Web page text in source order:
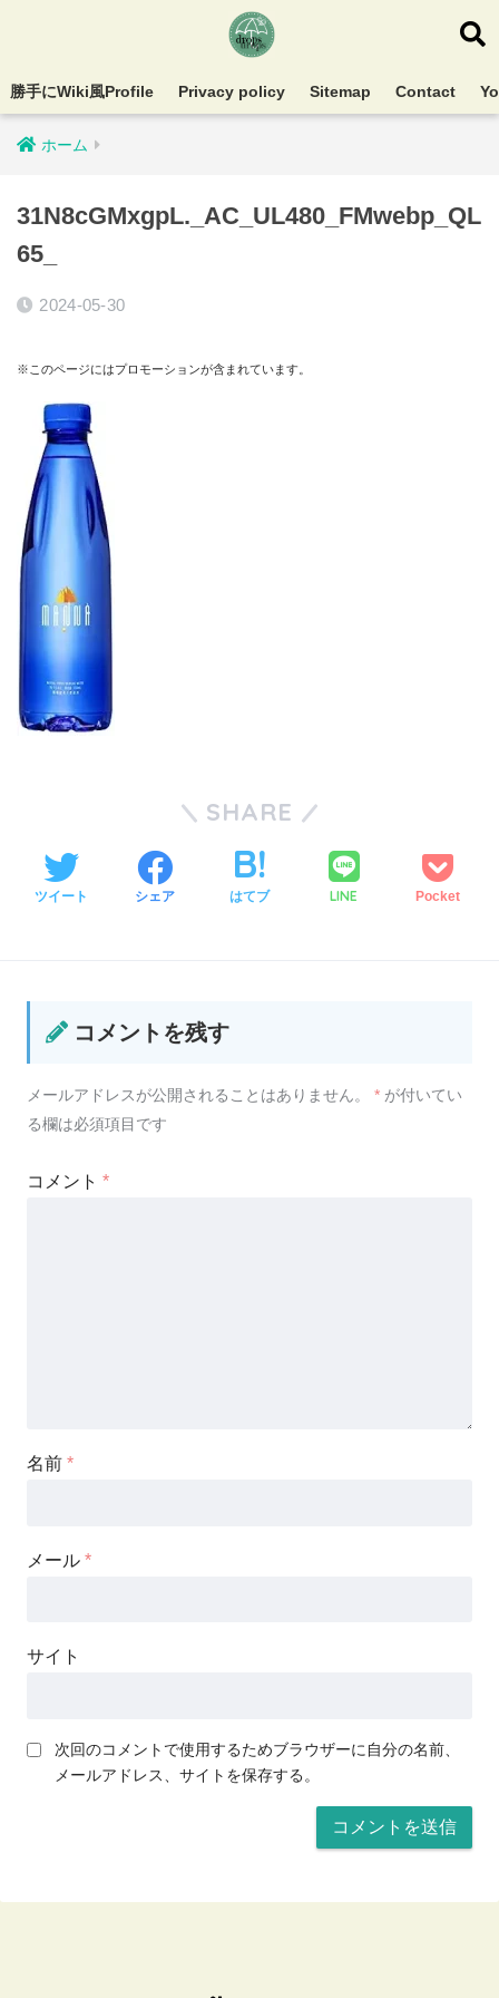
勝手にWiki風Profile Privacy policy Sitemap Contact
ホーム
31N8cGMxgpL._AC_UL480_FMwebp_QL
65_
2024-05-30
※このページにはプロモーションが含まれています。
SHARE
ツイート シェア はてブ LINE Pocket
コメントを残す
メールアドレスが公開されることはありません。 * が付いてい
る欄は必須項目です
コメント *
名前 *
メール *
サイト
次回のコメントで使用するためブラウザーに自分の名前、
メールアドレス、サイトを保存する。